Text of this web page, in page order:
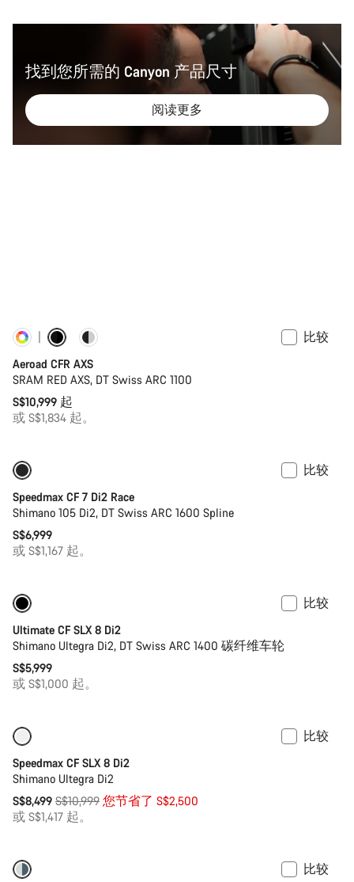
找到您所需的 Canyon 产品尺寸
阅读更多
定制 新品上架
比较
Aeroad CFR AXS
SRAM RED AXS, DT Swiss ARC 1100
S$10,999 起
或 S$1,834 起。
比较
Speedmax CF 7 Di2 Race
Shimano 105 Di2, DT Swiss ARC 1600 Spline
S$6,999
或 S$1,167 起。
比较
Ultimate CF SLX 8 Di2
Shimano Ultegra Di2, DT Swiss ARC 1400 碳纤维车轮
S$5,999
或 S$1,000 起。
比较
Speedmax CF SLX 8 Di2
Shimano Ultegra Di2
S$8,499 原
价
S$10,999 您节省了 S$2,500
或 S$1,417 起。
比较